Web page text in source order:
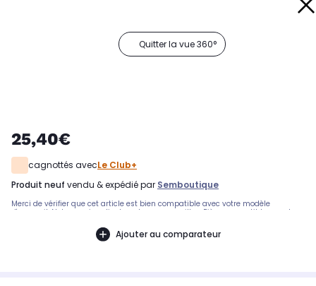
Quitter la vue 360°
25,40€
cagnottés avecLe Club+
produit neuf vendu & expédié par Semboutique
Merci de vérifier que cet article est bien compatible avec votre modèle
d'appareil. Notre service client peut vous conseiller. .Pièce compatible avec les
ZEROWATTCANDY: CSTG282L47 - 31007703HOOVER: HNFTSP362TAH84 - 31007913,
H3TFSMP48TAMCES - 31011142, HNFLSS684TAHS - 31009626, HNFLS G484TAH-84 -
Ajouter au comparateur